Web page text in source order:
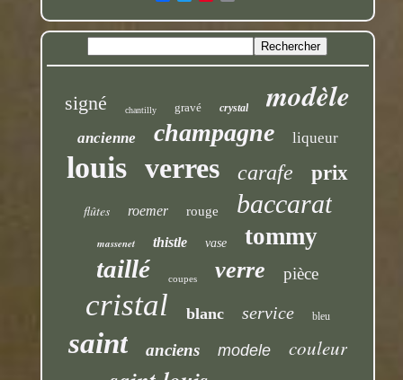
signé chantilly gravé crystal modèle
ancienne champagne liqueur
louis verres carafe prix
flûtes roemer rouge baccarat
massenet thistle vase tommy
taillé coupes verre pièce
cristal blanc service bleu
saint anciens modele couleur